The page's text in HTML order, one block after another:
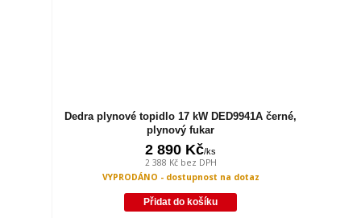
Dedra plynové topidlo 17 kW DED9941A černé,
plynový fukar
2 890 Kč/ks
2 388 Kč bez DPH
VYPRODÁNO - dostupnost na dotaz
Přidat do košíku